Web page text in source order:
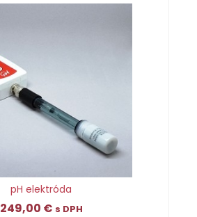
pH elektróda
249,00 € s DPH